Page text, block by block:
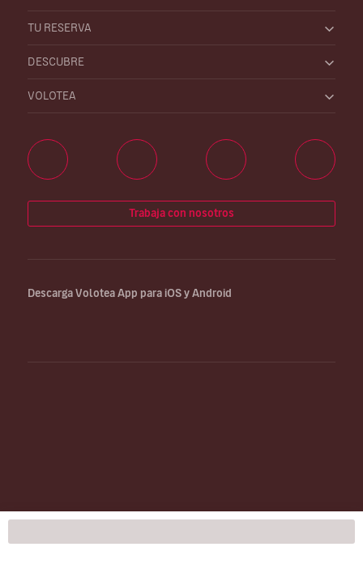
TU RESERVA
DESCUBRE
VOLOTEA
Trabaja con nosotros
Descarga Volotea App para iOS y Android